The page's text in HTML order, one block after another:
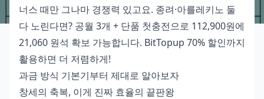
너스 때만 그나마 경쟁력 있고요. 종려·아를레키노 둘
다 노린다면? 공월 3개 + 단품 첫충전으로 112,900원에
21,060 원석 확보 가능합니다. BitTopup 70% 할인까지
활용하면 더 저렴하게!
과금 방식 기본기부터 제대로 알아보자
창세의 축복, 이게 진짜 효율의 끝판왕